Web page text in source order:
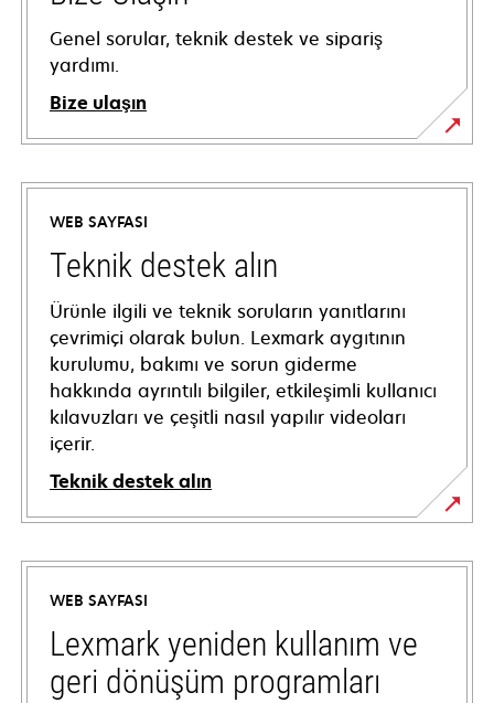
Genel sorular, teknik destek ve sipariş
yardımı.
Bize ulaşın
WEB SAYFASI
Teknik destek alın
Ürünle ilgili ve teknik soruların yanıtlarını
çevrimiçi olarak bulun. Lexmark aygıtının
kurulumu, bakımı ve sorun giderme
hakkında ayrıntılı bilgiler, etkileşimli kullanıcı
kılavuzları ve çeşitli nasıl yapılır videoları
içerir.
Teknik destek alın
opens
in
new
tab
WEB SAYFASI
Lexmark yeniden kullanım ve
geri dönüşüm programları